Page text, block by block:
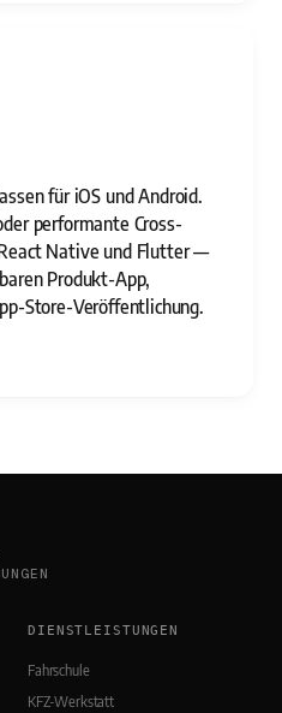
für iOS und Android.
performante Cross-
Native und Flutter —
Produkt-App,
Store-Veröffentlichung.
DIENSTLEISTUNGEN
Fahrschule
KFZ-Werkstatt